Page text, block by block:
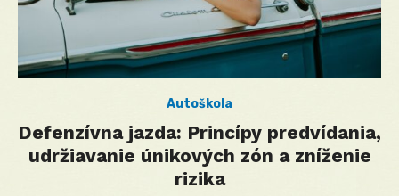
Autoškola
Defenzívna jazda: Princípy predvídania,
udržiavanie únikových zón a zníženie
rizika